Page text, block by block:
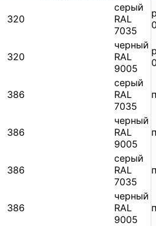
320
cерый
RAL
7035
320
черный
RAL
9005
386
cерый
RAL
7035
386
черный
RAL
9005
386
cерый
RAL
7035
386
черный
RAL
9005